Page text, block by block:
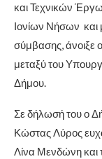
και Τεχνικών
Ιονίων Νήσων και
σύμβασης, άνοιξε
μεταξύ του
Δήμου.
Σε δήλωσή του ο
Κώστας Λύρος
Λίνα Μενδώνη και